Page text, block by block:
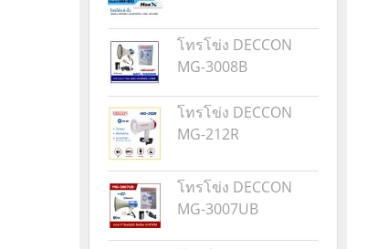
โทรโข่ง DECCON
MG-3008B
โทรโข่ง DECCON
MG-212R
โทรโข่ง DECCON
MG-3007UB